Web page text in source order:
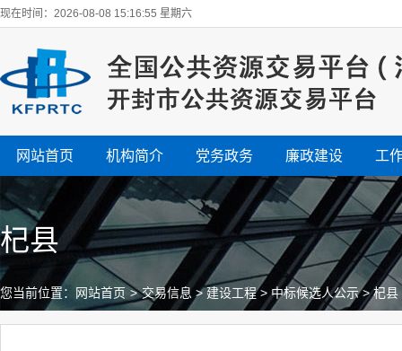
现在时间：2026-08-08 15:16:56 星期六
网站首页 机构简介 党务政务 廉政建设 工
杞县
您当前位置： 网站首页 > 交易信息 >建设工程>中标候选人公示>杞县